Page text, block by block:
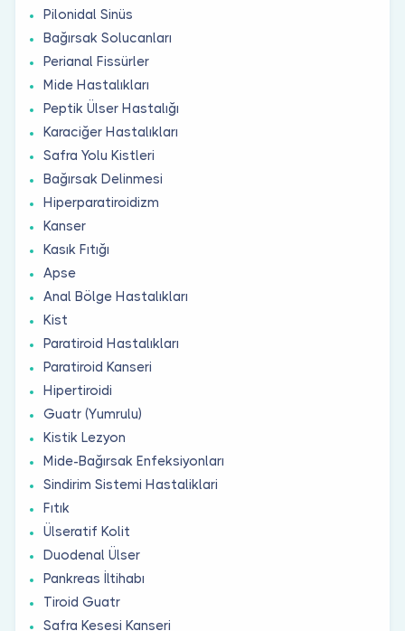
Pilonidal Sinüs
Bağırsak Solucanları
Perianal Fissürler
Mide Hastalıkları
Peptik Ülser Hastalığı
Karaciğer Hastalıkları
Safra Yolu Kistleri
Bağırsak Delinmesi
Hiperparatiroidizm
Kanser
Kasık Fıtığı
Apse
Anal Bölge Hastalıkları
Kist
Paratiroid Hastalıkları
Paratiroid Kanseri
Hipertiroidi
Guatr (Yumrulu)
Kistik Lezyon
Mide-Bağırsak Enfeksiyonları
Sindirim Sistemi Hastaliklari
Fıtık
Ülseratif Kolit
Duodenal Ülser
Pankreas İltihabı
Tiroid Guatr
Safra Kesesi Kanseri